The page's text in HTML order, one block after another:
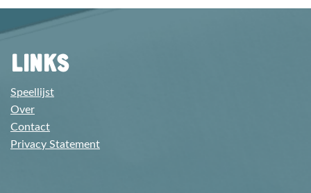
LINKS
Speellijst
Over
Contact
Privacy Statement